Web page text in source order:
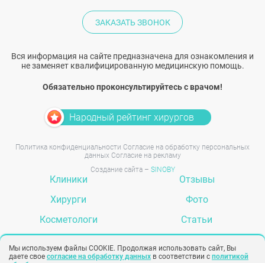
ЗАКАЗАТЬ ЗВОНОК
Вся информация на сайте предназначена для ознакомления и
не заменяет квалифицированную медицинскую помощь.
Обязательно проконсультируйтесь с врачом!
Народный рейтинг хирургов
Политика конфиденциальности Согласие на обработку персональных
данных Согласие на рекламу
Создание сайта – SINOBY
Клиники
Хирурги
Косметологи
Отзывы
Фото
Статьи
Мы используем файлы COOKIE. Продолжая использовать сайт, Вы
даете свое согласие на обработку данных в соответствии с политикой